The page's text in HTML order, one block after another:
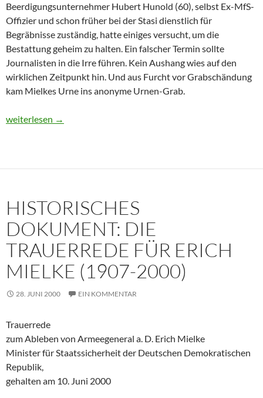
Beerdigungsunternehmer Hubert Hunold (60), selbst Ex-MfS-
Offizier und schon früher bei der Stasi dienstlich für
Begräbnisse zuständig, hatte einiges versucht, um die
Bestattung geheim zu halten. Ein falscher Termin sollte
Journalisten in die Irre führen. Kein Aushang wies auf den
wirklichen Zeitpunkt hin. Und aus Furcht vor Grabschändung
kam Mielkes Urne ins anonyme Urnen-Grab.
Erich Mielke: Wer weinte um den Herrn der Angst?
weiterlesen →
HISTORISCHES
DOKUMENT: DIE
TRAUERREDE FÜR ERICH
MIELKE (1907-2000)
28. JUNI 2000 EIN KOMMENTAR
Trauerrede
zum Ableben von Armeegeneral a. D. Erich Mielke
Minister für Staatssicherheit der Deutschen Demokratischen
Republik,
gehalten am 10. Juni 2000